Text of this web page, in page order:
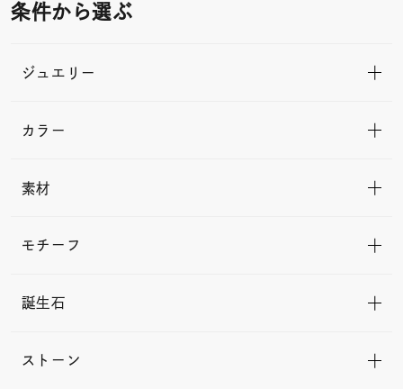
条件から選ぶ
ジュエリー
カラー
素材
モチーフ
誕生石
ストーン